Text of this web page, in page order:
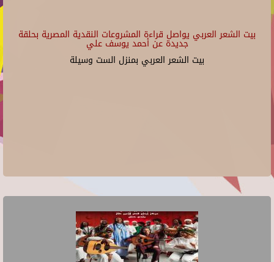
بيت الشعر العربي يواصل قراءة المشروعات النقدية المصرية بحلقة
جديدة عن أحمد يوسف علي
بيت الشعر العربي بمنزل الست وسيلة